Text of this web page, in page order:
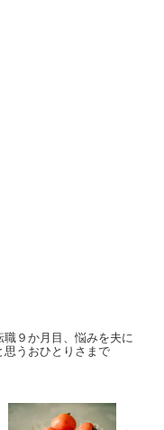
職９か月目、悩みを夫に
思うおひとりさまで